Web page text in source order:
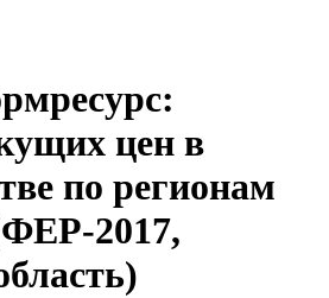
цен в
по регионам
2017,